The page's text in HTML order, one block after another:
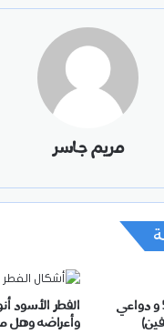
مريم جاسر
أضرار باراسيتامول 500 و دواعي
وأعراضه وهل